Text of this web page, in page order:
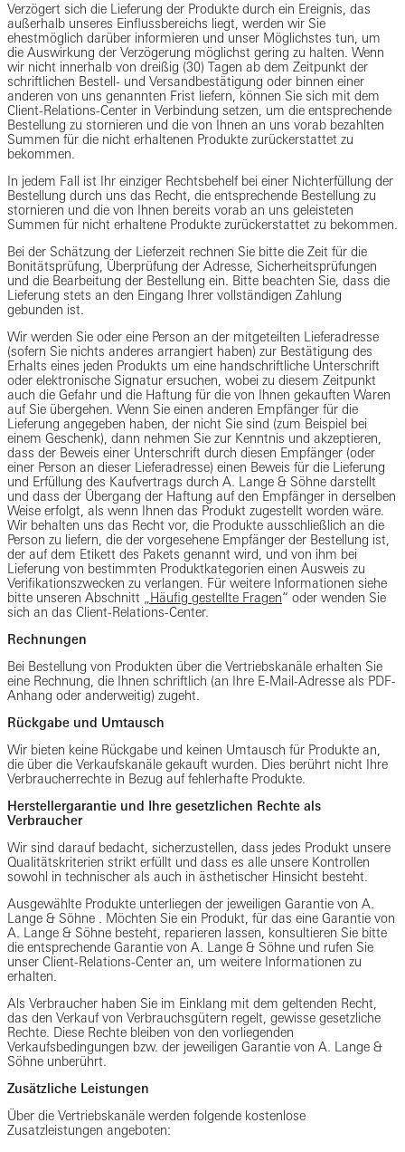
Verzögert sich die Lieferung der Produkte durch ein Ereignis, das
außerhalb unseres Einflussbereichs liegt, werden wir Sie
ehestmöglich darüber informieren und unser Möglichstes tun, um
die Auswirkung der Verzögerung möglichst gering zu halten. Wenn
wir nicht innerhalb von dreißig (30) Tagen ab dem Zeitpunkt der
schriftlichen Bestell- und Versandbestätigung oder binnen einer
anderen von uns genannten Frist liefern, können Sie sich mit dem
Client-Relations-Center in Verbindung setzen, um die entsprechende
Bestellung zu stornieren und die von Ihnen an uns vorab bezahlten
Summen für die nicht erhaltenen Produkte zurückerstattet zu
bekommen.
In jedem Fall ist Ihr einziger Rechtsbehelf bei einer Nichterfüllung der
Bestellung durch uns das Recht, die entsprechende Bestellung zu
stornieren und die von Ihnen bereits vorab an uns geleisteten
Summen für nicht erhaltene Produkte zurückerstattet zu bekommen.
Bei der Schätzung der Lieferzeit rechnen Sie bitte die Zeit für die
Bonitätsprüfung, Überprüfung der Adresse, Sicherheitsprüfungen
und die Bearbeitung der Bestellung ein. Bitte beachten Sie, dass die
Lieferung stets an den Eingang Ihrer vollständigen Zahlung
gebunden ist.
Wir werden Sie oder eine Person an der mitgeteilten Lieferadresse
(sofern Sie nichts anderes arrangiert haben) zur Bestätigung des
Erhalts eines jeden Produkts um eine handschriftliche Unterschrift
oder elektronische Signatur ersuchen, wobei zu diesem Zeitpunkt
auch die Gefahr und die Haftung für die von Ihnen gekauften Waren
auf Sie übergehen. Wenn Sie einen anderen Empfänger für die
Lieferung angegeben haben, der nicht Sie sind (zum Beispiel bei
einem Geschenk), dann nehmen Sie zur Kenntnis und akzeptieren,
dass der Beweis einer Unterschrift durch diesen Empfänger (oder
einer Person an dieser Lieferadresse) einen Beweis für die Lieferung
und Erfüllung des Kaufvertrags durch A. Lange & Söhne darstellt
und dass der Übergang der Haftung auf den Empfänger in derselben
Weise erfolgt, als wenn Ihnen das Produkt zugestellt worden wäre.
Wir behalten uns das Recht vor, die Produkte ausschließlich an die
Person zu liefern, die der vorgesehene Empfänger der Bestellung ist,
der auf dem Etikett des Pakets genannt wird, und von ihm bei
Lieferung von bestimmten Produktkategorien einen Ausweis zu
Verifikationszwecken zu verlangen. Für weitere Informationen siehe
bitte unseren Abschnitt
„Häufig gestellte Fragen“ oder wenden Sie
sich an das Client-Relations-Center.
Rechnungen
Bei Bestellung von Produkten über die Vertriebskanäle erhalten Sie
eine Rechnung, die Ihnen schriftlich (an Ihre E-Mail-Adresse als PDF-
Anhang oder anderweitig) zugeht.
Rückgabe und Umtausch
Wir bieten keine Rückgabe und keinen Umtausch für Produkte an,
die über die Verkaufskanäle gekauft wurden. Dies berührt nicht Ihre
Verbraucherrechte in Bezug auf fehlerhafte Produkte.
Herstellergarantie und Ihre gesetzlichen Rechte als
Verbraucher
Wir sind darauf bedacht, sicherzustellen, dass jedes Produkt unsere
Qualitätskriterien strikt erfüllt und dass es alle unsere Kontrollen
sowohl in technischer als auch in ästhetischer Hinsicht besteht.
Ausgewählte Produkte unterliegen der jeweiligen Garantie von A.
Lange & Söhne . Möchten Sie ein Produkt, für das eine Garantie von
A. Lange & Söhne besteht, reparieren lassen, konsultieren Sie bitte
die entsprechende Garantie von A. Lange & Söhne und rufen Sie
unser Client-Relations-Center an, um weitere Informationen zu
erhalten.
Als Verbraucher haben Sie im Einklang mit dem geltenden Recht,
das den Verkauf von Verbrauchsgütern regelt, gewisse gesetzliche
Rechte. Diese Rechte bleiben von den vorliegenden
Verkaufsbedingungen bzw. der jeweiligen Garantie von A. Lange &
Söhne unberührt.
Zusätzliche Leistungen
Über die Vertriebskanäle werden folgende kostenlose
Zusatzleistungen angeboten: